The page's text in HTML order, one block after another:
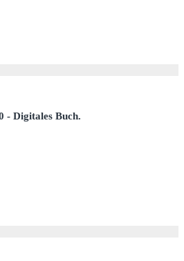
- Digitales Buch.